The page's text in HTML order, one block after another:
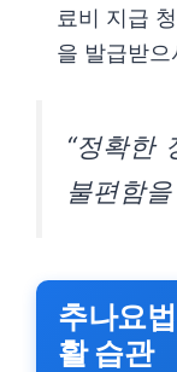
료비 지급
을 발급받
“정확한
불편함
추나요
활 습관